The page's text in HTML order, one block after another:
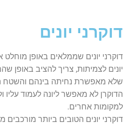
דוקרני יונים
דוקרני יונים שממלאים באופן
יונים לצמיתות, צריך להציב באופן
שלא מאפשרת נחיתה בינהם והשטח
הדוקרן לא מאפשר ליונה לעמוד עליו
למקומות אחרים.
דוקרני יונים הטובים ביותר מורכבים